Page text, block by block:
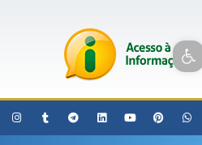
Open toolbar